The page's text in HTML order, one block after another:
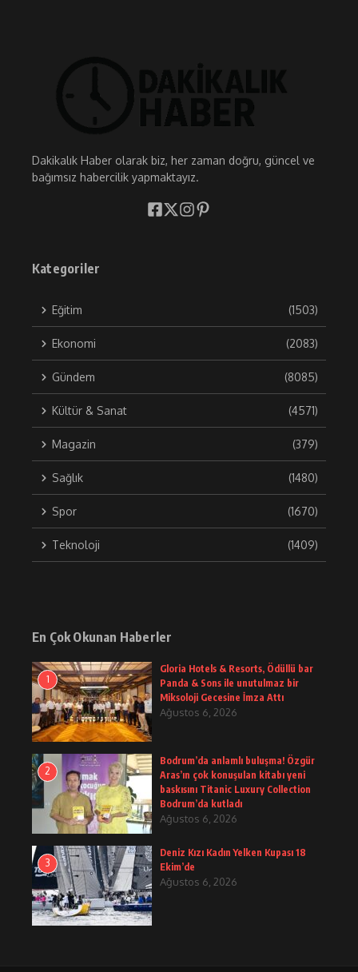
Dakikalık Haber olarak biz, her zaman doğru, güncel ve
bağımsız habercilik yapmaktayız.
Kategoriler
Eğitim (1503)
Ekonomi (2083)
Gündem (8085)
Kültür & Sanat (4571)
Magazin (379)
Sağlık (1480)
Spor (1670)
Teknoloji (1409)
En Çok Okunan Haberler
1
Gloria Hotels & Resorts, Ödüllü bar
Panda & Sons ile unutulmaz bir
Miksoloji Gecesine İmza Attı
Ağustos 6, 2026
2
Bodrum’da anlamlı buluşma! Özgür
Aras’ın çok konuşulan kitabı yeni
baskısını Titanic Luxury Collection
Bodrum’da kutladı
Ağustos 6, 2026
3
Deniz Kızı Kadın Yelken Kupası 18
Ekim’de
Ağustos 6, 2026